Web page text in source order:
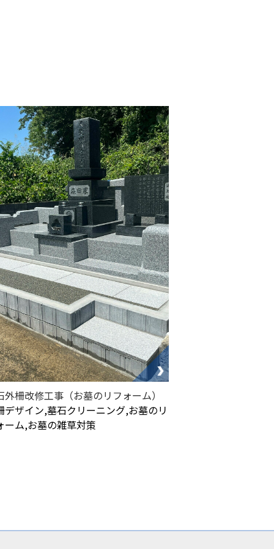
外柵改修工事（お墓のリフォーム）
デザイン,墓石クリーニング,お墓のリ
ーム,お墓の雑草対策